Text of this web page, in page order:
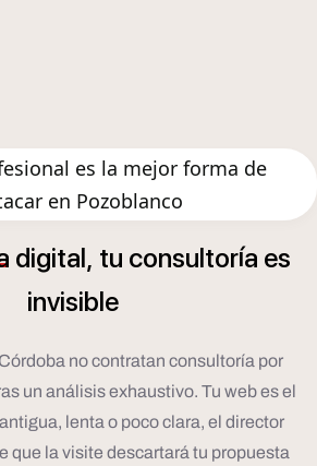
es la mejor forma de
en Pozoblanco
digital, tu consultoría es
invisible
no contratan consultoría por
un análisis exhaustivo. Tu web es el
lenta o poco clara, el director
que la visite descartará tu propuesta